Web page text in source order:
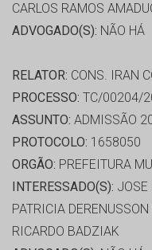
CARLOS RAMOS
ADVOGADO(S): NÃO HÁ
RELATOR: CONS. IRAN
PROCESSO: TC/00204/
ASSUNTO: ADMISSÃO
PROTOCOLO: 1658050
ORGÃO: PREFEITURA
INTERESSADO(S): JOSE
PATRICIA
RICARDO BADZIAK